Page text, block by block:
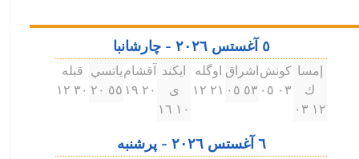
٥ آغستس ۲۰۲٦ - چارشانبا
إمسا
ك
۱۲ ۰۳
كونش
۰۳ ۰٥
اشراق
٥۳ ۰٥
اوگله
۲۱ ۱۲
ايكند
ى
۱۰ ۱٦
آقشام
۲۰ ۱٩
ياتسي
٥٥ ۲۰
قبله
۳۰ ۱۲
٦ آغستس ۲۰۲٦ - پرشنبه